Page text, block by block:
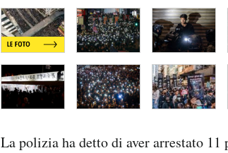
La polizia ha detto di aver arrestato 11